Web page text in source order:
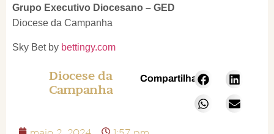
Grupo Executivo Diocesano – GED
Diocese da Campanha
Sky Bet by bettingy.com
Diocese da
Campanha
Compartilhar: